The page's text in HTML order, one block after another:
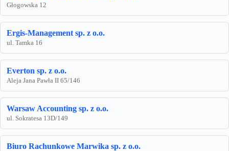
Głogowska 12
Ergis-Management sp. z o.o.
ul. Tamka 16
Everton sp. z o.o.
Aleja Jana Pawła II 65/146
Warsaw Accounting sp. z o.o.
ul. Sokratesa 13D/149
Biuro Rachunkowe Marwika sp. z o.o.